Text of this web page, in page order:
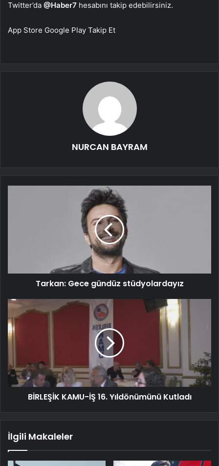
Twitter’da @Haber7 hesabını takip edebilirsiniz.
App Store Google Play Takip Et
NURCAN BAYRAM
Tarkan: Gece gündüz stüdyolardayız
BİRLEŞİK KAMU-İŞ 16. Yıldönümünü Kutladı
İlgili Makaleler